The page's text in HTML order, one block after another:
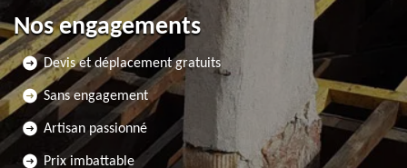
Nos engagements
Devis et déplacement gratuits
Sans engagement
Artisan passionné
Prix imbattable